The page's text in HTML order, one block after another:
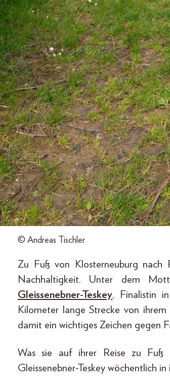
© Andreas Tischler
Zu Fuß von Klosterneuburg
Nachhaltigkeit. Unter dem
Gleissenebner-Teskey, Finalistin
Kilometer lange Strecke von
damit ein wichtiges Zeichen gegen
Was sie auf ihrer Reise zu Fuß
Gleissenebner-Teskey wöchentlich